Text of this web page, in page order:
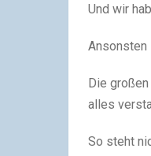
Und wir
Ansonsten
Die
alles
So steht